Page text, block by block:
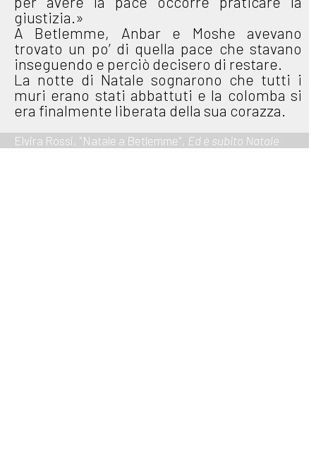
giustizia.»
A Betlemme, Anbar e Moshe avevano
trovato un po’ di quella pace che stavano
inseguendo e perciò decisero di restare.
La notte di Natale sognarono che tutti i
muri erano stati abbattuti e la colomba si
era finalmente liberata della sua corazza.
Elvira Rossi, "Natale a Betlemme", Ed è subito Natale